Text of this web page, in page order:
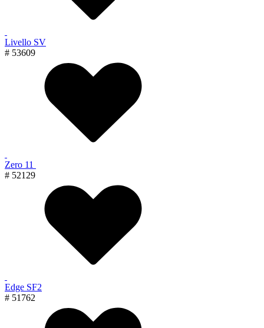
Livello SV
# 53609
Zero 11
# 52129
Edge SF2
# 51762